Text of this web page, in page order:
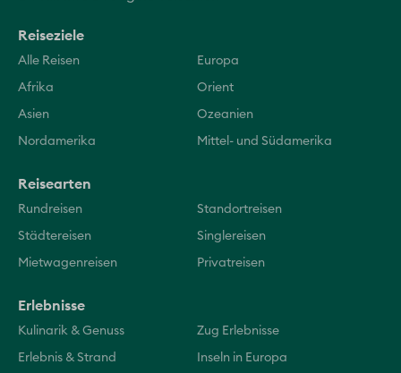
Reiseziele
Alle Reisen Europa
Afrika Orient
Asien Ozeanien
Nordamerika Mittel- und Südamerika
Reisearten
Rundreisen Standortreisen
Städtereisen Singlereisen
Mietwagenreisen Privatreisen
Erlebnisse
Kulinarik & Genuss Zug Erlebnisse
Erlebnis & Strand Inseln in Europa